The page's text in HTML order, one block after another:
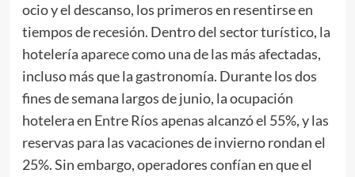
ocio y el descanso, los primeros en resentirse en
tiempos de recesión. Dentro del sector turístico, la
hotelería aparece como una de las más afectadas,
incluso más que la gastronomía. Durante los dos
fines de semana largos de junio, la ocupación
hotelera en Entre Ríos apenas alcanzó el 55%, y las
reservas para las vacaciones de invierno rondan el
25%. Sin embargo, operadores confían en que el